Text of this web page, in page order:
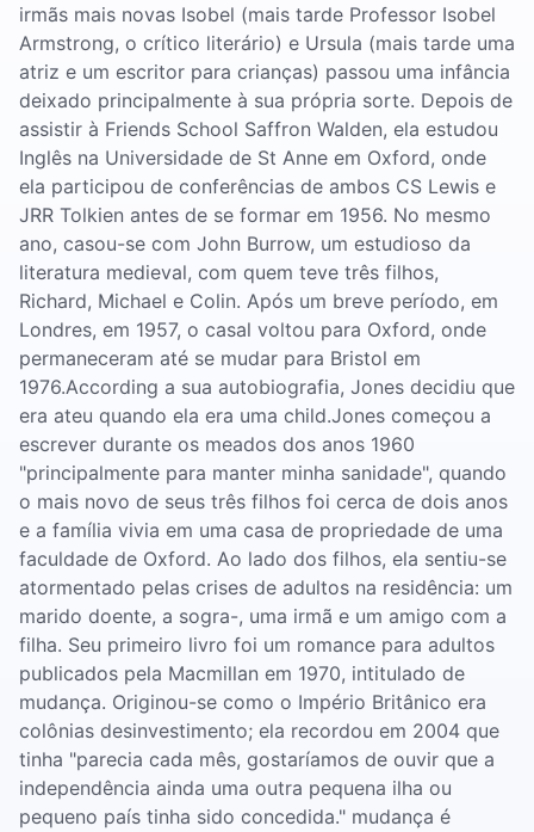
irmãs mais novas Isobel (mais tarde Professor Isobel
Armstrong, o crítico literário) e Ursula (mais tarde uma
atriz e um escritor para crianças) passou uma infância
deixado principalmente à sua própria sorte. Depois de
assistir à Friends School Saffron Walden, ela estudou
Inglês na Universidade de St Anne em Oxford, onde
ela participou de conferências de ambos CS Lewis e
JRR Tolkien antes de se formar em 1956. No mesmo
ano, casou-se com John Burrow, um estudioso da
literatura medieval, com quem teve três filhos,
Richard, Michael e Colin. Após um breve período, em
Londres, em 1957, o casal voltou para Oxford, onde
permaneceram até se mudar para Bristol em
1976.According a sua autobiografia, Jones decidiu que
era ateu quando ela era uma child.Jones começou a
escrever durante os meados dos anos 1960
"principalmente para manter minha sanidade", quando
o mais novo de seus três filhos foi cerca de dois anos
e a família vivia em uma casa de propriedade de uma
faculdade de Oxford. Ao lado dos filhos, ela sentiu-se
atormentado pelas crises de adultos na residência: um
marido doente, a sogra-, uma irmã e um amigo com a
filha. Seu primeiro livro foi um romance para adultos
publicados pela Macmillan em 1970, intitulado de
mudança. Originou-se como o Império Britânico era
colônias desinvestimento; ela recordou em 2004 que
tinha "parecia cada mês, gostaríamos de ouvir que a
independência ainda uma outra pequena ilha ou
pequeno país tinha sido concedida." mudança é